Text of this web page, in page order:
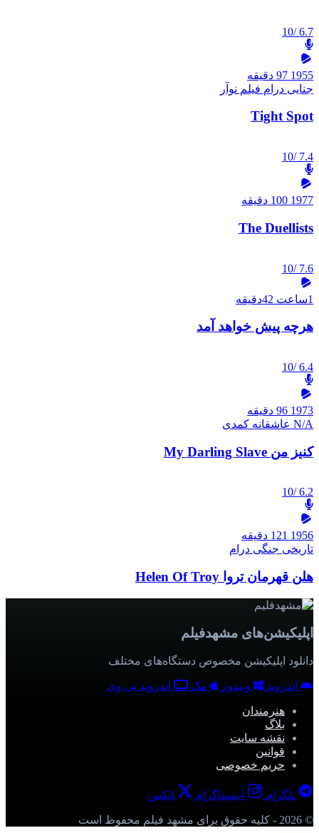
6.7
/10
1955 97 دقیقه
جنایی درام فیلم نوآر
Tight Spot
7.4
/10
1977 100 دقیقه
The Duellists
7.6
/10
1ساعت 42دقیقه
هرچه پیش خواهد آمد
6.4
/10
1973 96 دقیقه
N/A عاشقانه کمدی
کنیز من My Darling Slave
6.2
/10
1956 121 دقیقه
تاریخی جنگی درام
هلن قهرمان تروا Helen Of Troy
اپلیکیشن‌های مشهدفیلم
دانلود اپلیکیشن مخصوص دستگاه‌های مختلف
اندروید ویندوز مک اندروید تی وی
هنرمندان
بلاگ
نقشه سایت
قوانین
حریم خصوصی
تلگرام اینستاگرام ایکس
© 2026 - کلیه حقوق برای مشهد فیلم محفوظ است